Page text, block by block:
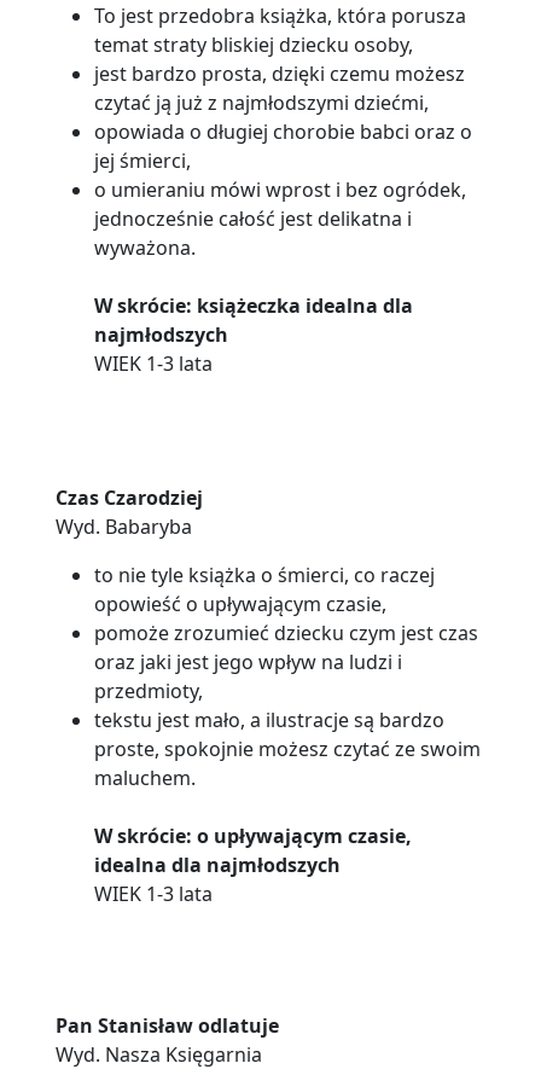
To jest przedobra książka, która porusza
temat straty bliskiej dziecku osoby,
jest bardzo prosta, dzięki czemu możesz
czytać ją już z najmłodszymi dziećmi,
opowiada o długiej chorobie babci oraz o
jej śmierci,
o umieraniu mówi wprost i bez ogródek,
jednocześnie całość jest delikatna i
wyważona.
W skrócie: książeczka idealna dla
najmłodszych
WIEK 1-3 lata
Czas Czarodziej
Wyd. Babaryba
to nie tyle książka o śmierci, co raczej
opowieść o upływającym czasie,
pomoże zrozumieć dziecku czym jest czas
oraz jaki jest jego wpływ na ludzi i
przedmioty,
tekstu jest mało, a ilustracje są bardzo
proste, spokojnie możesz czytać ze swoim
maluchem.
W skrócie: o upływającym czasie,
idealna dla najmłodszych
WIEK 1-3 lata
Pan Stanisław odlatuje
Wyd. Nasza Księgarnia